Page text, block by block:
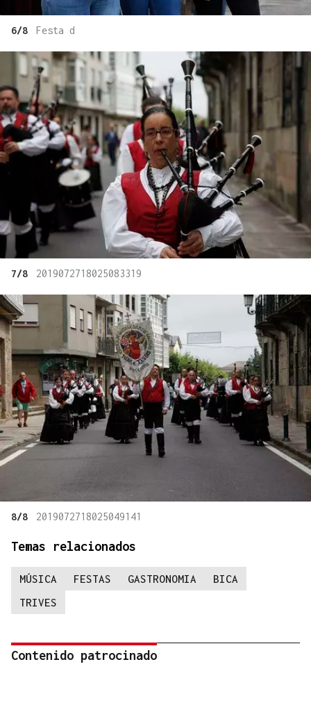
6/8 Festa d
7/8 2019072718025083319
8/8 2019072718025049141
Temas relacionados
MÚSICA FESTAS GASTRONOMIA
BICA
TRIVES
Contenido patrocinado